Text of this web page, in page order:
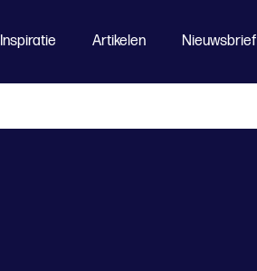
Inspiratie Artikelen Nieuwsbrief